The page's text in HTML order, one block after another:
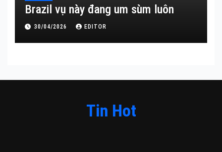
Brazil vụ này đang um sùm luôn
30/04/2026 EDITOR
Tin Hot